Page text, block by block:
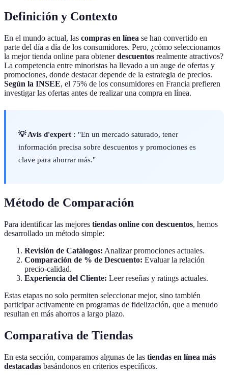
Definición y Contexto
En el mundo actual, las compras en línea se han convertido en
parte del día a día de los consumidores. Pero, ¿cómo seleccionamos
la mejor tienda online para obtenerdescuentos realmente atractivos?
La competencia entre minoristas ha llevado a un auge de ofertas y
promociones, donde destacar depende de la estrategia de precios.
Según la INSEE, el 75% de los consumidores en Francia prefieren
investigar las ofertas antes de realizar una compra en línea.
💡 Avis d'expert : "En un mercado saturado, tener
información precisa sobre descuentos y promociones es
clave para ahorrar más."
Método de Comparación
Para identificar las mejores tiendas online con descuentos, hemos
desarrollado un método simple:
Revisión de Catálogos: Analizar promociones actuales.
Comparación de % de Descuento: Evaluar la relación
precio-calidad.
Experiencia del Cliente: Leer reseñas y ratings actuales.
Estas etapas no solo permiten seleccionar mejor, sino también
participar activamente en programas de fidelización, que a menudo
resultan en más ahorros a largo plazo.
Comparativa de Tiendas
En esta sección, comparamos algunas de las tiendas en línea más
destacadas basándonos en criterios específicos.